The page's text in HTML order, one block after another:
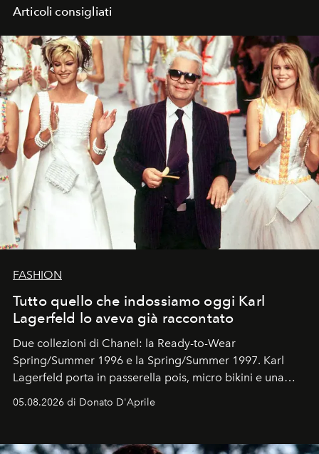
Articoli consigliati
FASHION
Tutto quello che indossiamo oggi Karl
Lagerfeld lo aveva già raccontato
Due collezioni di Chanel: la Ready-to-Wear
Spring/Summer 1996 e la Spring/Summer 1997. Karl
Lagerfeld porta in passerella pois, micro bikini e una
logomania pensata per la spiaggia
Kate, Claudia e Carla una dietro l'altra. Trent'anni dopo,
uno dei documenti più contemporanei che abbiamo.
05.08.2026 di Donato D'Aprile